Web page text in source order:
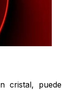
cristal, puede